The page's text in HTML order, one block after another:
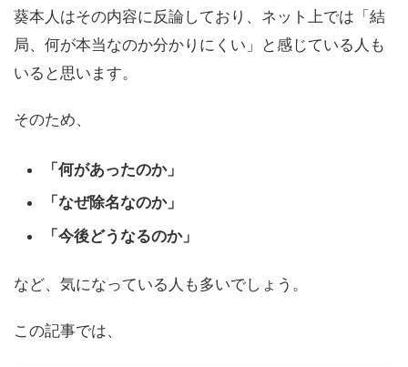
葵本人はその内容に反論しており、ネット上では「結
局、何が本当なのか分かりにくい」と感じている人も
いると思います。
そのため、
「何があったのか」
「なぜ除名なのか」
「今後どうなるのか」
など、気になっている人も多いでしょう。
この記事では、